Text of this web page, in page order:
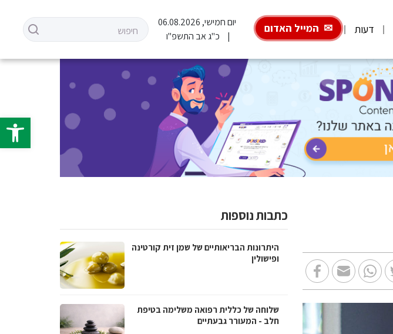
פתח
דעות המייל האדום
יום חמישי, 06.08.2026
כ"ג אב התשפ"ו
כתבות נוספות
היתרונות הבריאותיים של שמן זית קורטינה
ופישולין
שלוחה של כללית רפואה משלימה בטיפת
חלב - המעורר גבעתיים